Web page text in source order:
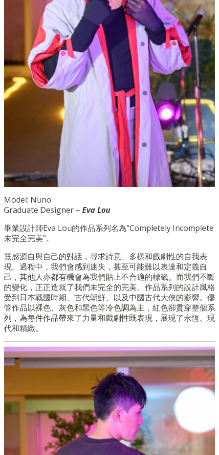
Model: Nuno
Graduate Designer – Eva Lou
畢業設計師Eva Lou的作品系列名為”Completely Incomplete
未完全完美”。
靈感源自與自己的對話，尋求詩意、多樣和戲劇性的自我表
現。過程中，我們會感到迷失，甚至可能難以表達和定義自
己，其他人亦都有機會為我們貼上不合適的標籤。而我們不斷
的變化，正正造就了我們未完全的完美。作品系列的設計風格
受到日本戰國時期、古代朝鮮、以及中國古代大俠的影響。儘
管作品以裸色、灰色和黑色等冷色調為主，紅色卻貫穿整個系
列，為每件作品帶來了力量和戲劇性既表現，展現了永恆、現
代和精緻。